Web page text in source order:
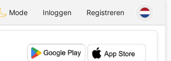
Mode Inloggen Registreren